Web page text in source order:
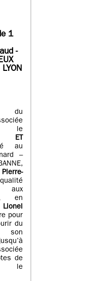
1
-
du
le
ET
au
–
-
aux
en
pour
du
de
le